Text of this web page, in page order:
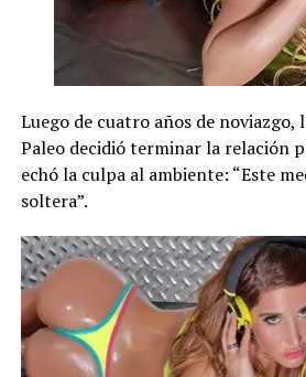
Luego de cuatro años de noviazgo,
Paleo decidió terminar la relación
echó la culpa al ambiente: “Este
soltera”.